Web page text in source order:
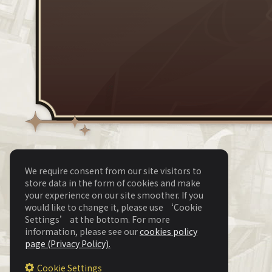
We require consent from our site visitors to
store data in the form of cookies and make
your experience on our site smoother. If you
would like to change it, please use ‘Cookie
Settings’ at the bottom. For more
information, please see ourcookies policy
page (Privacy Policy).
Cookie Settings